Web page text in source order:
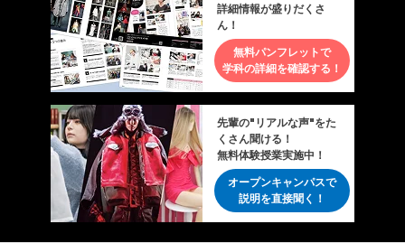
詳細情報が盛りだくさ
ん！
無料パンフレットで
学科の詳細を確認する！
先輩の"リアルな声"をた
くさん聞ける！
無料体験授業実施中！
オープンキャンパスで
説明を直接聞く！